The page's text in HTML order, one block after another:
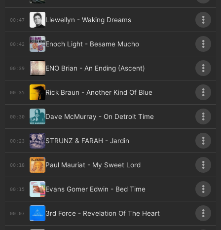
00:47 Llewellyn - Waking Dreams
00:42 Enoch Light - Besame Mucho
00:39 ENO Brian - An Ending (Ascent)
00:35 Rick Braun - Another Kind Of Blue
00:30 Dave McMurray - On Detroit Time
00:23 STRUNZ & FARAH - Jardin
00:18 Paul Mauriat - My Sweet Lord
00:15 Evans Gomer Edwin - Bed Time
00:07 3rd Force - Revelation Of The Heart